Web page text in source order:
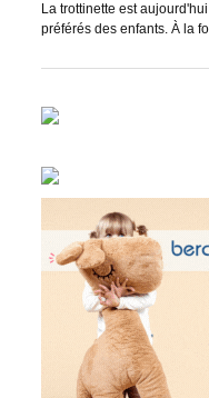
La trottinette est
préférés des enfants. À la